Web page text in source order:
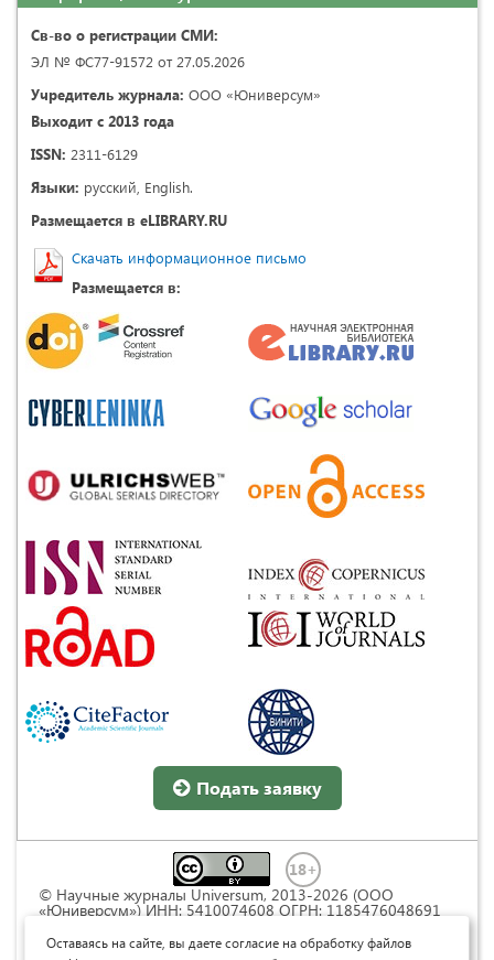
Св-во о регистрации СМИ:
ЭЛ № ФС77-91572 от 27.05.2026
Учредитель журнала: ООО «Юниверсум»
Выходит с 2013 года
ISSN: 2311-6129
Языки: русский, English.
Размещается в eLIBRARY.RU
Скачать информационное письмо
Размещается в:
Подать заявку
© Научные журналы Universum, 2013-2026 (ООО
«Юниверсум») ИНН: 5410074608 ОГРН: 1185476048691
Commons « Attribution» («Атрибуция») 4.0
Непортированная
Оставаясь на сайте, вы даете согласие на обработку файлов